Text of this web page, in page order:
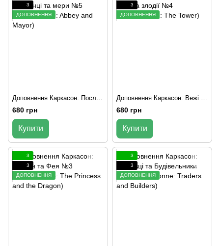
3
ДОПОВНЕННЯ
Доповнення Каркасон: Посланці та мери №5 (Carcassonne: Abbey and Mayor)
680 грн
Купити
3
ДОПОВНЕННЯ
Доповнення Каркасон: Вежі та злодії №4 (Carcassonne: The Tower)
680 грн
Купити
3
3
ДОПОВНЕННЯ
3
3
ДОПОВНЕННЯ